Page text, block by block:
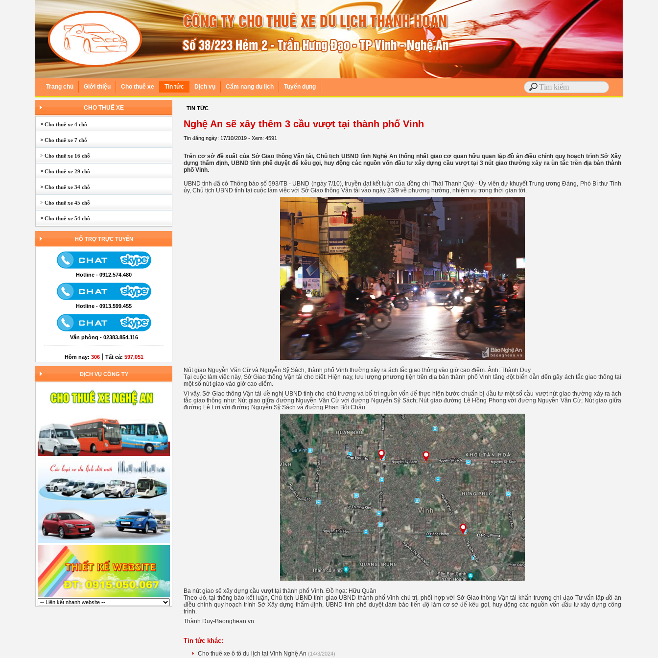
Trang chủ Giới thiệu Cho thuê xe Tin tức Dịch vụ Cẩm nang du lịch Tuyển dụng
CHO THUÊ XE
Cho thuê xe 4 chỗ
Cho thuê xe 7 chỗ
Cho thuê xe 16 chỗ
Cho thuê xe 29 chỗ
Cho thuê xe 34 chỗ
Cho thuê xe 45 chỗ
Cho thuê xe 54 chỗ
HỖ TRỢ TRỰC TUYẾN
Hotline - 0912.574.480
Hotline - 0913.599.455
Văn phòng - 02383.854.116
Hôm nay: 306| Tất cả: 597,051
DỊCH VỤ CÔNG TY
TIN TỨC
Nghệ An sẽ xây thêm 3 cầu vượt tại thành phố Vinh
Tin đăng ngày: 17/10/2019 - Xem: 4591
Trên cơ sở đề xuất của Sở Giao thông Vận tải, Chủ tịch UBND tỉnh Nghệ An thống nhất giao cơ quan hữu quan lập đồ án điều chỉnh quy hoạch trình Sở Xây
dựng thẩm định, UBND tỉnh phê duyệt để kêu gọi, huy động các nguồn vốn đầu tư xây dựng cầu vượt tại 3 nút giao thường xảy ra ùn tắc trên địa bàn thành
phố Vinh.
UBND tỉnh đã có Thông báo số 593/TB - UBND (ngày 7/10), truyền đạt kết luận của đồng chí Thái Thanh Quý - Ủy viên dự khuyết Trung ương Đảng, Phó Bí thư Tỉnh
ủy, Chủ tịch UBND tỉnh tại cuộc làm việc với Sở Giao thông Vận tải vào ngày 23/9 về phương hướng, nhiệm vụ trong thời gian tới.
Nút giao Nguyễn Văn Cừ và Nguyễn Sỹ Sách, thành phố Vinh thường xảy ra ách tắc giao thông vào giờ cao điểm. Ảnh: Thành Duy
Tại cuộc làm việc này, Sở Giao thông Vận tải cho biết: Hiện nay, lưu lượng phương tiện trên địa bàn thành phố Vinh tăng đột biến dẫn đến gây ách tắc giao thông tại
một số nút giao vào giờ cao điểm.
Vì vậy, Sở Giao thông Vận tải đề nghị UBND tỉnh cho chủ trương và bố trí nguồn vốn để thực hiện bước chuẩn bị đầu tư một số cầu vượt nút giao thường xảy ra ách
tắc giao thông như: Nút giao giữa đường Nguyễn Văn Cừ với đường Nguyễn Sỹ Sách; Nút giao đường Lê Hồng Phong với đường Nguyễn Văn Cừ; Nút giao giữa
đường Lê Lợi với đường Nguyễn Sỹ Sách và đường Phan Bội Châu.
Ba nút giao sẽ xây dựng cầu vượt tại thành phố Vinh. Đồ họa: Hữu Quân
Theo đó, tại thông báo kết luận, Chủ tịch UBND tỉnh giao UBND thành phố Vinh chủ trì, phối hợp với Sở Giao thông Vận tải khẩn trương chỉ đạo Tư vấn lập đồ án
điều chỉnh quy hoạch trình Sở Xây dựng thẩm định, UBND tỉnh phê duyệt đảm bảo tiến độ làm cơ sở để kêu gọi, huy động các nguồn vốn đầu tư xây dựng công
trình.
Thành Duy-Baonghean.vn
Tin tức khác:
Cho thuê xe ô tô du lịch tại Vinh Nghệ An (14/3/2024)